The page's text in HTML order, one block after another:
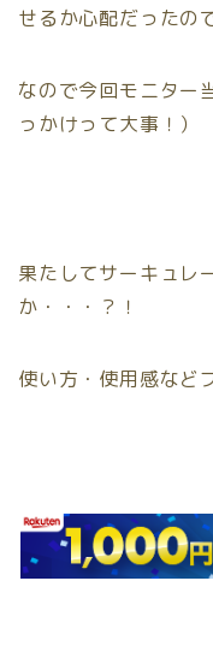
せるか心配だったの
なので今回モニター
っかけって大事！）
果たしてサーキュレ
か・・・？！
使い方・使用感など